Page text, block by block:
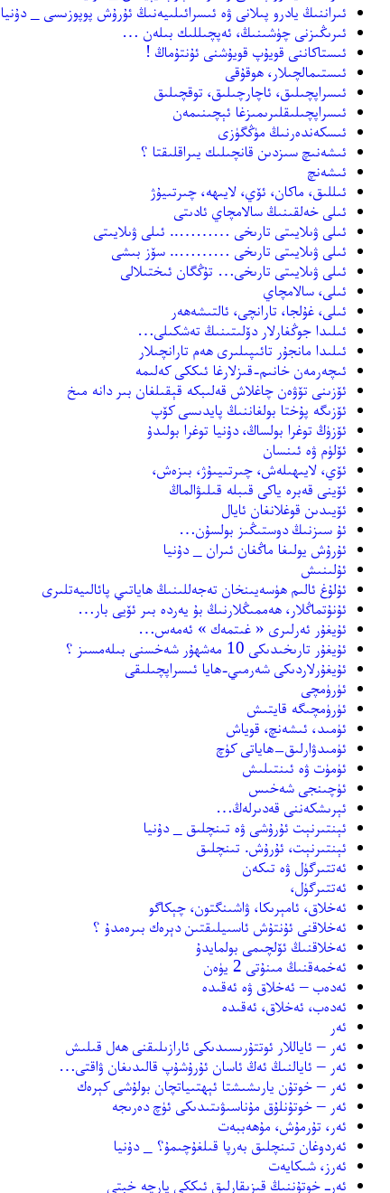
ئىراننىڭ يادرو پىلانى ۋە ئىسرائىلىيەنىڭ ئۇرۇش پوپوزىسى _ دۇنيا
ئىرىڭىزنى چۈشىنىڭ، ئەپچىللىك بىلەن …
ئىستاكاننى قويۇپ قويۇشنى ئۇنتۇماڭ !
ئىستىمالچىلار، ھوقۇقى
ئىسراپچىلىق، ئاچارچىلىق، توقچىلىق
ئىسراپچىلىقلىرىمىزغا ئېچىنىمەن
ئىسكەندەرنىڭ مۈڭگۈزى
ئىشەنىچ سىزدىن قانچىلىك يىراقلىقتا ؟
ئىشەنچ
ئىللىق، ماكان، ئۆي، لايىھە، چىرتىيۇژ
ئىلى خەلقىنىڭ سالامچاي ئادىتى
ئىلى ۋىلايىتى تارىخى ……….. ئىلى ۋىلايىتى
ئىلى ۋىلايىتى تارىخى ……….. سۆز بىشى
ئىلى ۋىلايىتى تارىخى… تۇڭگان ئىختىلالى
ئىلى، سالامچاي
ئىلى، غۇلجا، تارانچى، ئالتىشەھەر
ئىلىدا جوڭغارلار دۆلىتىنىڭ تەشكىلى…
ئىلىدا مانجۇر تائىپىلىرى ھەم تارانچىلار
ئىچەرمەن خانىم-قىزلارغا ئىككى كەلىمە
ئۆزىنى تۆۋەن چاغلاش قەلىبكە قېقىلغان بىر دانە مىخ
ئۆزىگە پۇختا بولغاننىڭ پايدىسى كۆپ
ئۆزۈڭ توغرا بولساڭ، دۇنيا توغرا بولىدۇ
ئۆلۈم ۋە ئىنسان
ئۆي، لايىھىلەش، چىرتىيىۇژ، بىزەش،
ئۆينى قەبرە ياكى قىبلە قىلىۋالماڭ
ئۆيىدىن قوغلانغان ئايال
ئۇ سىزنىڭ دوستىڭىز بولسۇن…
ئۇرۇش يولىغا ماڭغان ئىران _ دۇنيا
ئۇلىنىش
ئۇلۇغ ئالىم ھۈسەيىنخان تەجەللىنىڭ ھاياتىي پائالىيەتلىرى
ئۇنۇتماڭلار، ھەممىڭلارنىڭ بۇ يەردە بىر ئۆيى بار…
ئۇيغۇر ئەرلىرى « غىتمەك » ئەمەس…
ئۇيغۇر تارىخىدىكى 10 مەشھۇر شەخسنى بىلەمسىز ؟
ئۇيغۇرلاردىكى شەرمىي-ھايا ئىسراپچىلىقى
ئۈرۈمچى
ئۈرۈمچىگە قايتىش
ئۈمىد، ئىشەنچ، قوياش
ئۈمىدۋارلىق—ھاياتى كۈچ
ئۈمۈت ۋە ئىنتىلىش
ئۈچىنجى شەخىس
ئېرىشكەننى قەدىرلەڭ…
ئېنتىرنېت ئۇرۇشى ۋە تىنچلىق _ دۇنيا
ئېنتىرنېت، ئۇرۇش. تىنچلىق
ئەتتىرگۈل ۋە تىكەن
ئەتتىرگۈل،
ئەخلاق، ئامېرىكا، ۋاشىنگتون، چېكاگو
ئەخلاقنى ئۇنتۇش ئاسىيلىقتىن دېرەك بىرەمدۇ ؟
ئەخلاقنىڭ ئۆلچىمى بولمايدۇ
ئەخمەقنىڭ مىنۇتى 2 يۈەن
ئەدەب – ئەخلاق ۋە ئەقىدە
ئەدەب، ئەخلاق، ئەقىدە
ئەر
ئەر – ئاياللار ئوتتۇرىسىدىكى ئارازىلىقنى ھەل قىلىش
ئەر – ئايالنىڭ ئەڭ ئاسان ئۇرۇشۇپ قالىدىغان ۋاقتى…
ئەر – خوتۇن يارىشىشتا ئېھتىياتچان بولۇشى كېرەك
ئەر – خوتۇنلۇق مۇناسىۋىتىدىكى ئۈچ دەرىجە
ئەر، تۇرمۇش، مۇھەببەت
ئەردوغان تىنچلىق بەرپا قىلغۇچىمۇ؟ _ دۇنيا
ئەرز، شىكايەت
ئەرـ خوتۇننىڭ قىزىقارلىق ئىككى پارچە خېتى